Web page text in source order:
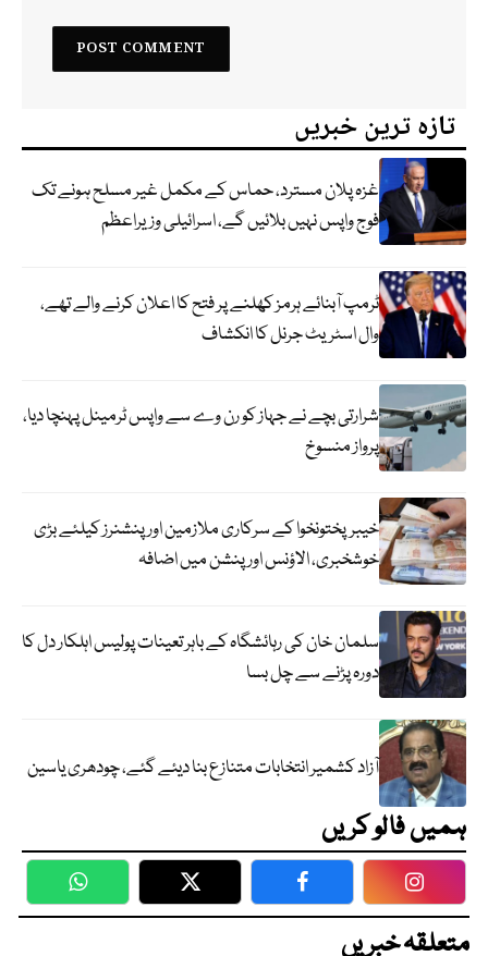
تازہ ترین خبریں
غزہ پلان مسترد، حماس کے مکمل غیر مسلح ہونے تک
فوج واپس نہیں بلائیں گے، اسرائیلی وزیراعظم
ٹرمپ آبنائے ہرمز کھلنے پر فتح کا اعلان کرنے والے تھے،
وال اسٹریٹ جرنل کا انکشاف
شرارتی بچے نے جہاز کو رن وے سے واپس ٹرمینل پہنچا دیا،
پرواز منسوخ
خیبرپختونخوا کے سرکاری ملازمین اور پنشنرز کیلئے بڑی
خوشخبری، الاؤنس اور پنشن میں اضافہ
سلمان خان کی رہائشگاہ کے باہر تعینات پولیس اہلکار دل کا
دورہ پڑنے سے چل بسا
آزاد کشمیر انتخابات متنازع بنا دیئے گئے، چودھری یاسین
ہمیں فالو کریں
WhatsApp Twitter Facebook
متعلقہ خبریں